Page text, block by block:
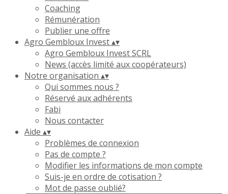
Coaching
Rémunération
Publier une offre
Agro Gembloux Invest▴▾
Agro Gembloux Invest SCRL
News (accès limité aux coopérateurs)
Notre organisation ▴▾
Qui sommes nous ?
Réservé aux adhérents
Fabi
Nous contacter
Aide ▴▾
Problèmes de connexion
Pas de compte ?
Modifier les informations de mon compte
Suis-je en ordre de cotisation ?
Mot de passe oublié?